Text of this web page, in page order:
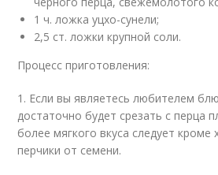
1 ч. ложка уцхо-сунели;
2,5 ст. ложки крупной соли.
Процесс приготовления:
1. Если вы являетесь любителем
достаточно будет срезать с перца
более мягкого вкуса следует кроме
перчики от семени.